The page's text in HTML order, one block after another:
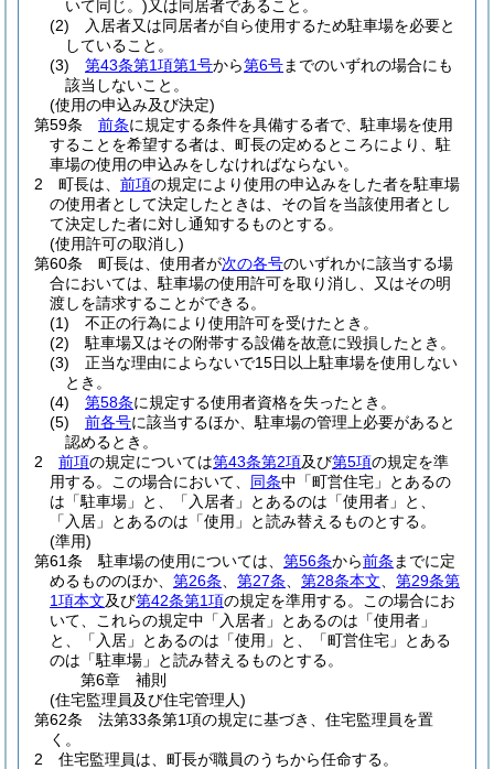
いて同じ。)又は同居者であること。
(2)
入居者又は同居者が自ら使用するため駐車場を必要と
していること。
(3)
第43条第1項第1号から第6号までのいずれの場合にも
該当しないこと。
(使用の申込み及び決定)
第59条
前条に規定する条件を具備する者で、駐車場を使用
することを希望する者は、町長の定めるところにより、駐
車場の使用の申込みをしなければならない。
2
町長は、 前項の規定により使用の申込みをした者を駐車場
の使用者として決定したときは、その旨を当該使用者とし
て決定した者に対し通知するものとする。
(使用許可の取消し)
第60条
町長は、使用者が次の各号のいずれかに該当する場
合においては、駐車場の使用許可を取り消し、又はその明
渡しを請求することができる。
(1)
不正の行為により使用許可を受けたとき。
(2)
駐車場又はその附帯する設備を故意に毀損したとき。
(3)
正当な理由によらないで15日以上駐車場を使用しない
とき。
(4)
第58条に規定する使用者資格を失ったとき。
(5)
前各号に該当するほか、駐車場の管理上必要があると
認めるとき。
2
前項の規定については第43条第2項及び第5項の規定を準
用する。
この場合において、 同条中「町営住宅」とあるの
は「駐車場」と、「入居者」とあるのは「使用者」と、
「入居」とあるのは「使用」と読み替えるものとする。
(準用)
第61条
駐車場の使用については、 第56条から前条 までに定
めるもののほか、 第26条 第27条 第28条本文
第29条第
1項本文及び第42条第1項の規定を準用する。
この場合にお
いて、これらの規定中「入居者」とあるのは「使用者」
と、「入居」とあるのは「使用」と、「町営住宅」とある
のは「駐車場」と読み替えるものとする。
第6章
補則
(住宅監理員及び住宅管理人)
第62条
法第33条第1項の規定に基づき、住宅監理員を置
く。
2
住宅監理員は、町長が職員のうちから任命する。